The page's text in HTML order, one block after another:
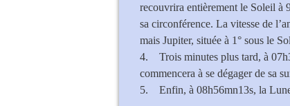
recouvrira entièrement le Soleil à
sa circonférence. La vitesse de
mais Jupiter, située à 1° sous le
4. Trois minutes plus tard, à
commencera à se dégager de sa
5. Enfin, à 08h56mn13s, la